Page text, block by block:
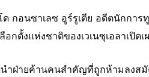
อนซาเลซ อูร์รูเตีย อดีตนักการ
ตั้งแห่งชาติของเวเนซุเอลาเปิดเ
ำฝ่ายค้านคนสำคัญที่ถูกห้ามลงส